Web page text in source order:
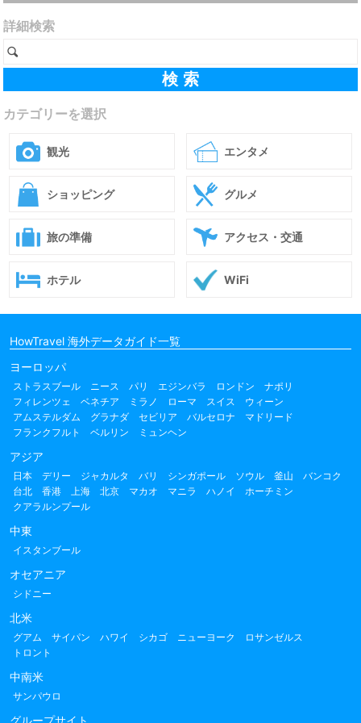
詳細検索
カテゴリーを選択
観光 エンタメ
ショッピング グルメ
旅の準備 アクセス・交通
ホテル WiFi
HowTravel 海外データガイド一覧
ヨーロッパ
ストラスブール ニース パリ エジンバラ ロンドン
ナポリ
フィレンツェ
ベネチア ミラノ ローマ スイス
ウィーン
アムステルダム
グラナダ セビリア バルセロナ
マドリード
フランクフルト
ベルリン ミュンヘン
アジア
日本 デリー ジャカルタ バリ シンガポール ソウル 釜山
バンコク
台北
香港 上海 北京 マカオ マニラ ハノイ
ホーチミン
クアラルンプール
中東
イスタンブール
オセアニア
シドニー
北米
グアム サイパン ハワイ シカゴ ニューヨーク
ロサンゼルス
トロント
中南米
サンパウロ